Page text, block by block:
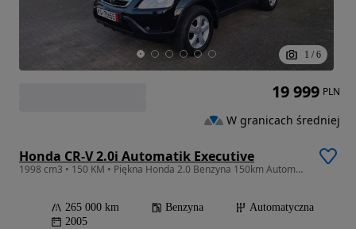
1 / 6
Honda CR-V 2.0i Automatik Executive
1998 cm3 • 150 KM • Piękna Honda 2.0 Benzyna 150km Automat 4z4 Klima Tempomat Super Stan
265 000 km Benzyna
Automatyczna
2005
19 999 PLN
W granicach średniej